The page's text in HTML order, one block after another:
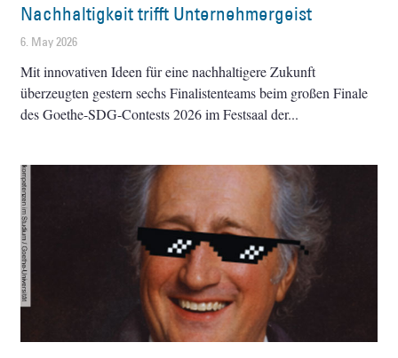
Nachhaltigkeit trifft Unternehmergeist
6. May 2026
Mit innovativen Ideen für eine nachhaltigere Zukunft
überzeugten gestern sechs Finalistenteams beim großen Finale
des Goethe-SDG-Contests 2026 im Festsaal der